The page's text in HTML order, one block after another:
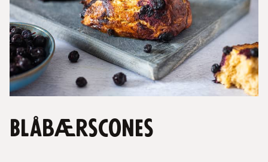
Blåbærscones